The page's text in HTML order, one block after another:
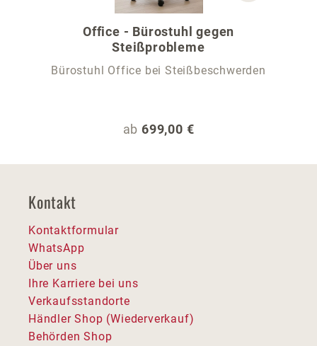
Office - Bürostuhl gegen
Steißprobleme
Bürostuhl Office bei Steißbeschwerden
Regulärer Preis:
ab 699,00 €
Kontakt
Kontaktformular
WhatsApp
Über uns
Ihre Karriere bei uns
Verkaufsstandorte
Händler Shop (Wiederverkauf)
Behörden Shop